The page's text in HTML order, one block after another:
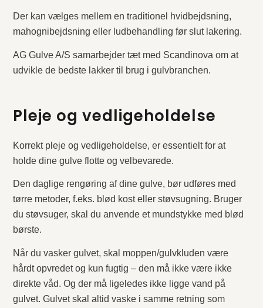
Der kan vælges mellem en traditionel hvidbejdsning,
mahognibejdsning eller ludbehandling før slut lakering.
AG Gulve A/S samarbejder tæt med Scandinova om at
udvikle de bedste lakker til brug i gulvbranchen.
Pleje og vedligeholdelse
Korrekt pleje og vedligeholdelse, er essentielt for at
holde dine gulve flotte og velbevarede.
Den daglige rengøring af dine gulve, bør udføres med
tørre metoder, f.eks. blød kost eller støvsugning. Bruger
du støvsuger, skal du anvende et mundstykke med blød
børste.
Når du vasker gulvet, skal moppen/gulvkluden være
hårdt opvredet og kun fugtig – den må ikke være ikke
direkte våd. Og der må ligeledes ikke ligge vand på
gulvet. Gulvet skal altid vaske i samme retning som